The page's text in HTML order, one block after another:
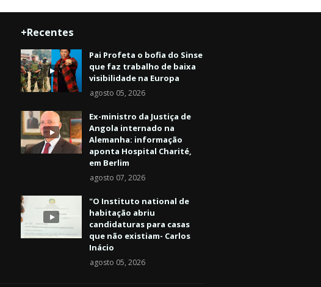
+Recentes
Pai Profeta o bofia do Sinse
que faz trabalho de baixa
visibilidade na Europa
agosto 05, 2026
Ex-ministro da Justiça de
Angola internado na
Alemanha: informação
aponta Hospital Charité,
em Berlim
agosto 07, 2026
"O Instituto national de
habitação abriu
candidaturas para casas
que não existiam- Carlos
Inácio
agosto 05, 2026